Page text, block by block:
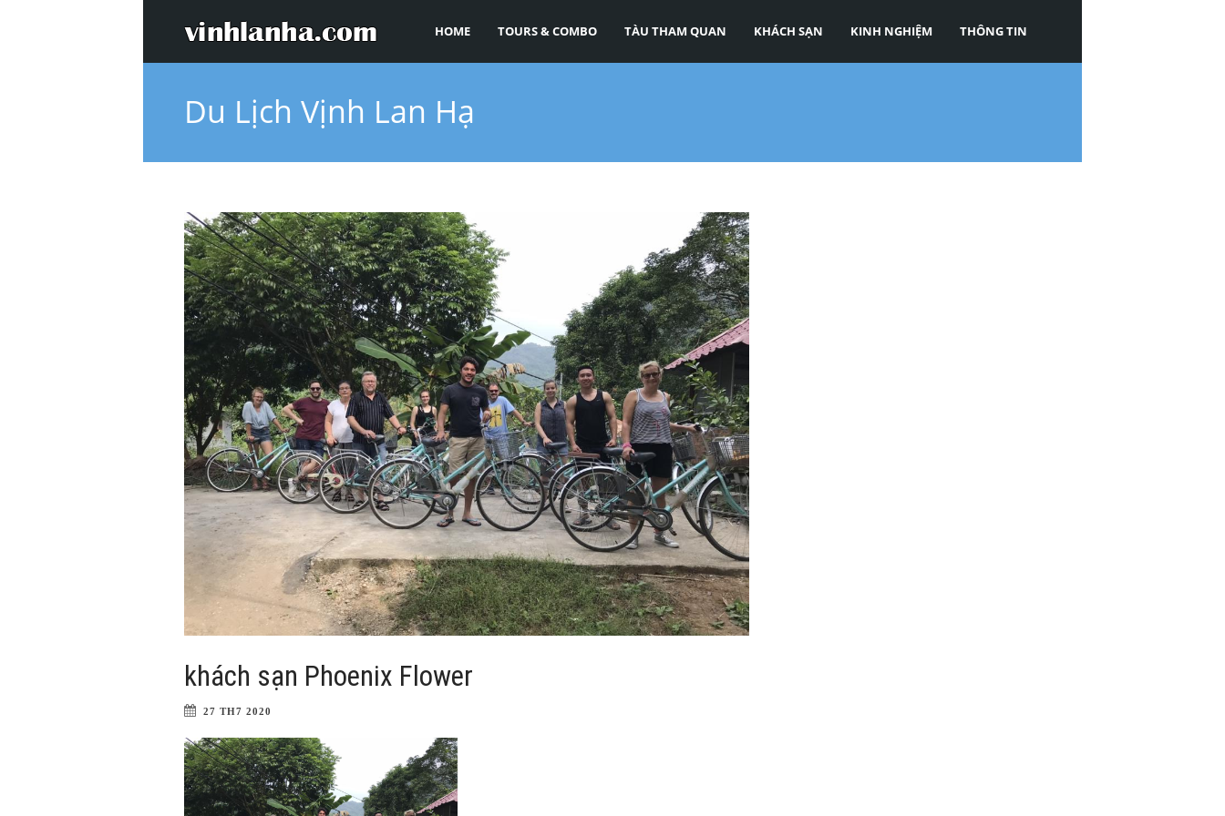
HOME TOURS & COMBO TÀU THAM QUAN KHÁCH SẠN KINH NGHIỆM THÔNG TIN
Du Lịch Vịnh Lan Hạ
khách sạn Phoenix Flower
27 TH7 2020